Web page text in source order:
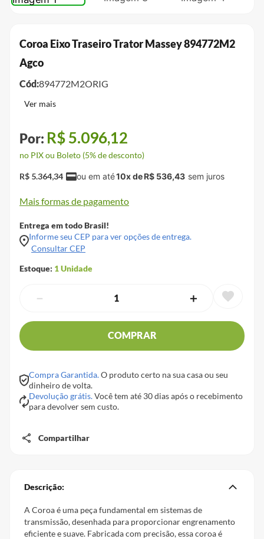
Coroa Eixo Traseiro Trator Massey 894772M2
Agco
Cód:894772M2ORIG
R$5.096,12
no PIX ou Boleto (5% de desconto)
R$ 5.364,34 10x deR$ 536,43
Mais formas de pagamento
Entrega em todo Brasil!
Informe seu CEP para ver opções de entrega.
Consultar CEP
Estoque: 1Unidade
＋
－
COMPRAR
Compra Garantida.O produto certo na sua casa ou seu
dinheiro de volta.
Devolução grátis.Você tem até 30 dias após o recebimento
para devolver sem custo.
Compartilhar
Descrição:
A Coroa é uma peça fundamental em sistemas de
transmissão, desenhada para proporcionar engrenamento
eficiente e suave. Fabricada com precisão, essa coroa é